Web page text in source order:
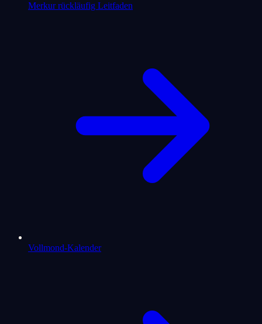
Merkur rückläufig Leitfaden
Vollmond-Kalender